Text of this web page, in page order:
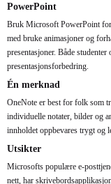
PowerPoint
Bruk Microsoft PowerPoint
med bruke animasjoner og
presentasjoner. Både
presentasjonsforbedring.
Én merknad
OneNote er best for folk som
individuelle notater, bilder og
innholdet oppbevares trygt og
Utsikter
Microsofts populære e-
nett, har